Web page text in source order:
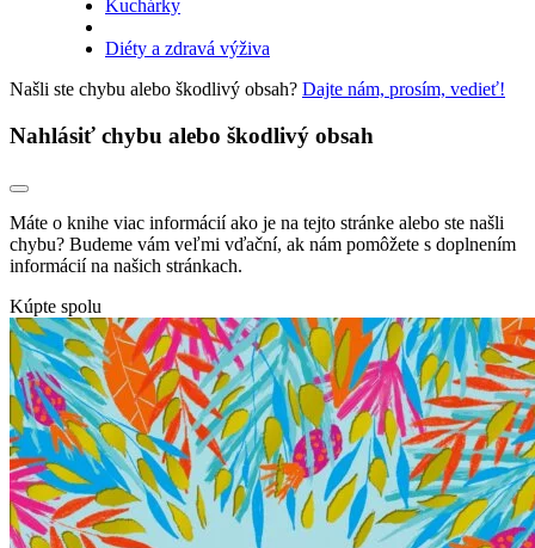
Kuchárky
Diéty a zdravá výživa
Našli ste chybu alebo škodlivý obsah? Dajte nám, prosím, vedieť!
Nahlásiť chybu alebo škodlivý obsah
Máte o knihe viac informácií ako je na tejto stránke alebo ste našli
chybu? Budeme vám veľmi vďační, ak nám pomôžete s doplnením
informácií na našich stránkach.
Kúpte spolu